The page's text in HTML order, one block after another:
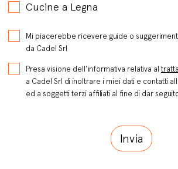
Cucine a Legna
Mi piacerebbe ricevere guide o
da Cadel Srl
Presa visione dell'informativa relativa al
a Cadel Srl di inoltrare i miei dati e contatti
ed a soggetti terzi affiliati al fine di dar